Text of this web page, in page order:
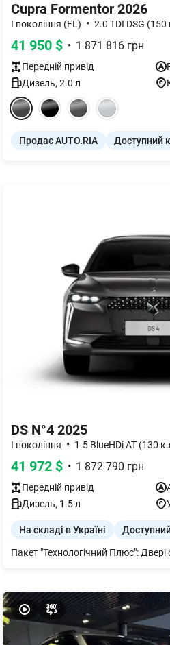
Cupra Formentor 2026
I покоління (FL) • 2.0 TDI DSG (150
41 950 $ • 1 871 816 грн
Передній привід
Дизель, 2.0 л
Продає AUTO.RIA Доступний
DS N°4 2025
I покоління • 1.5 BlueHDi AT (130
41 972 $ • 1 872 790 грн
Передній привід
Дизель, 1.5л
На складі в Україні